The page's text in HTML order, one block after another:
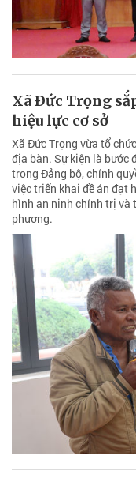
Xã Ðức Trọng
hiệu lực cơ sở
Xã Đức Trọng vừa tổ
địa bàn. Sự kiện là bước
trong Đảng bộ, chính
việc triển khai đề án đạt
hình an ninh chính trị và
phương.